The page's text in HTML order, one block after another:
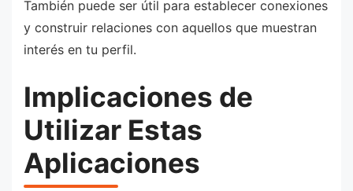
También puede ser útil para establecer conexiones
y construir relaciones con aquellos que muestran
interés en tu perfil.
Implicaciones de
Utilizar Estas
Aplicaciones